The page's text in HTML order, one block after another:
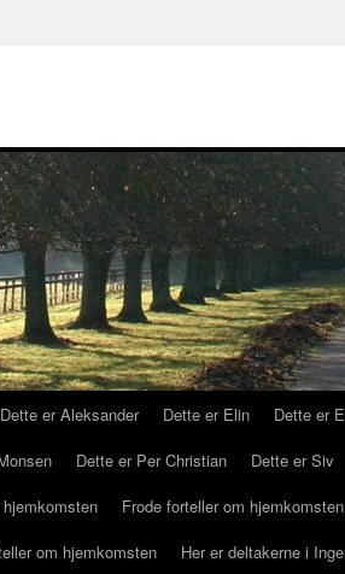
Dette er Aleksander Dette er Elin Dette er
Dette er Per Christian Dette er Siv
Frode forteller om hjemkomsten
om hjemkomsten Her er deltakerne i